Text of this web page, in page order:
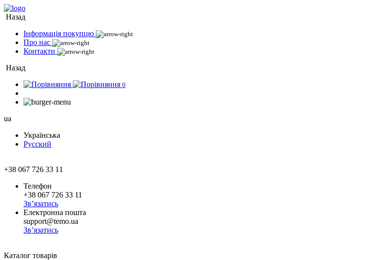
Назад
Інформація покупцю
Про нас
Контакти
Назад
0
ua
Українська
Русский
+38 067 726 33 11
Телефон
+38 067 726 33 11
Зв’язатись
Електронна пошта
support@temo.ua
Зв’язатись
Каталог товарів